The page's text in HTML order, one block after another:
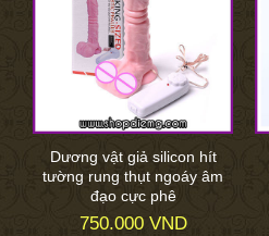
Dương vật giả silicon hít
tường rung thụt ngoáy âm
đạo cực phê
750.000 VND